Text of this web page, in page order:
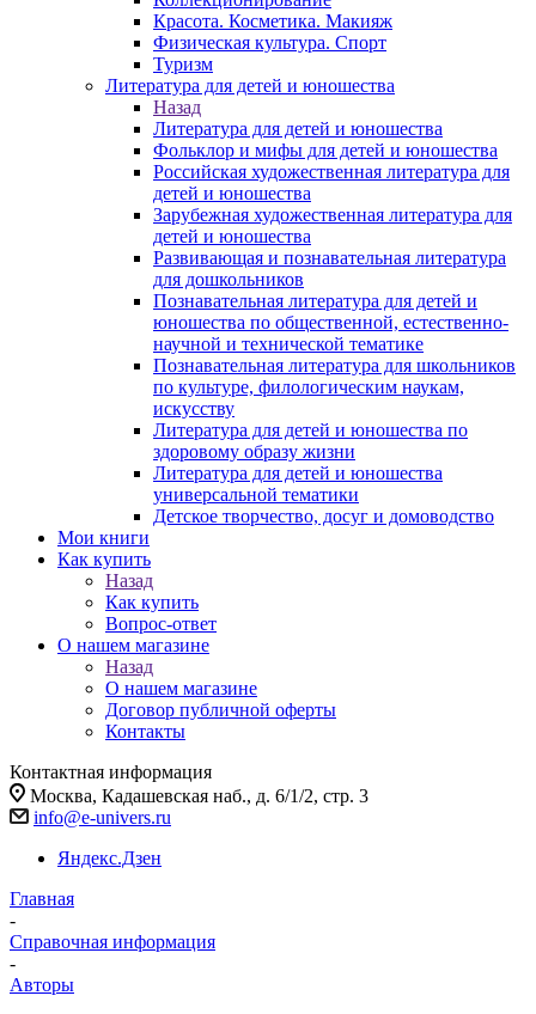
Красота. Косметика. Макияж
Физическая культура. Спорт
Туризм
Литература для детей и юношества
Назад
Литература для детей и юношества
Фольклор и мифы для детей и юношества
Российская художественная литература для
детей и юношества
Зарубежная художественная литература для
детей и юношества
Развивающая и познавательная литература
для дошкольников
Познавательная литература для детей и
юношества по общественной, естественно-
научной и технической тематике
Познавательная литература для школьников
по культуре, филологическим наукам,
искусству
Литература для детей и юношества по
здоровому образу жизни
Литература для детей и юношества
универсальной тематики
Детское творчество, досуг и домоводство
Мои книги
Как купить
Назад
Как купить
Вопрос-ответ
О нашем магазине
Назад
О нашем магазине
Договор публичной оферты
Контакты
Контактная информация
Москва, Кадашевская наб., д. 6/1/2, стр. 3
info@e-univers.ru
Яндекс.Дзен
Главная
-
Справочная информация
-
Авторы